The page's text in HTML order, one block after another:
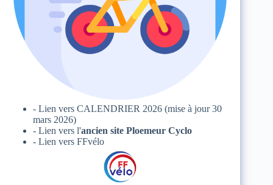
- Lien vers CALENDRIER 2026 (mise à jour 30
mars 2026)
- Lien vers l'ancien site Ploemeur Cyclo
- Lien vers FFvélo